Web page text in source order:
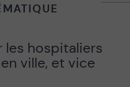
les hospitaliers
ville, et vice